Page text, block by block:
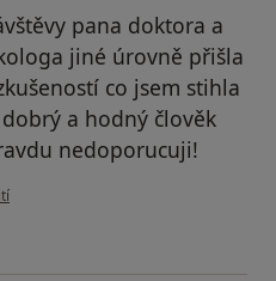
pana doktora a
jiné úrovně přišla
co jsem stihla
a hodný člověk
nedoporucuji!
Váš účet byl odstraněn